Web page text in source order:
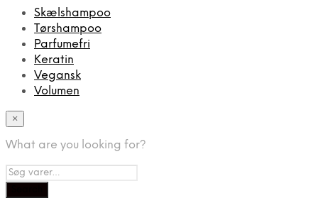
Skælshampoo
Tørshampoo
Parfumefri
Keratin
Vegansk
Volumen
×
What are you looking for?